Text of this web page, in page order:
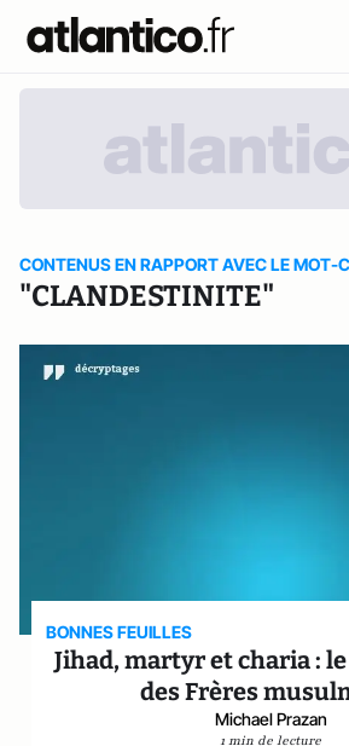
CONTENUS EN RAPPORT AVEC LE MOT-
"CLANDESTINITE"
BONNES FEUILLES
Jihad, martyr et charia :
des Frères
Michael Prazan
1 min de lecture